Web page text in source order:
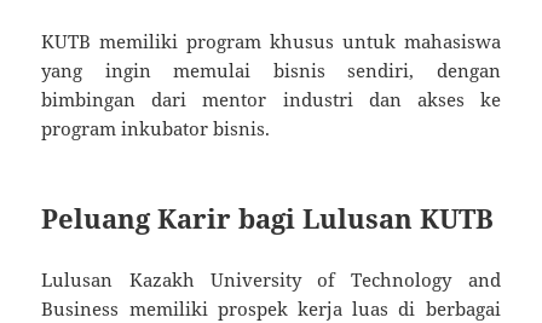
KUTB memiliki program khusus untuk mahasiswa
yang ingin memulai bisnis sendiri, dengan
bimbingan dari mentor industri dan akses ke
program inkubator bisnis.
Peluang Karir bagi Lulusan KUTB
Lulusan Kazakh University of Technology and
Business memiliki prospek kerja luas di berbagai